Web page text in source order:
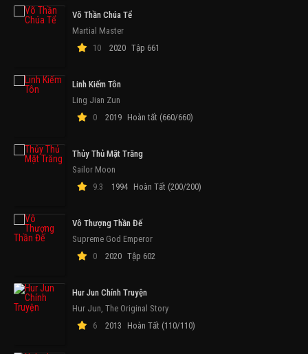
Võ Thần Chúa Tể
Martial Master
10
2020 Tập 661
Linh Kiếm Tôn
Ling Jian Zun
0
2019 Hoàn tất (660/660)
Thủy Thủ Mặt Trăng
Sailor Moon
9.3
1994 Hoàn Tất (200/200)
Vô Thượng Thần Đế
Supreme God Emperor
0
2020 Tập 602
Hur Jun Chính Truyện
Hur Jun, The Original Story
6
2013 Hoàn Tất (110/110)